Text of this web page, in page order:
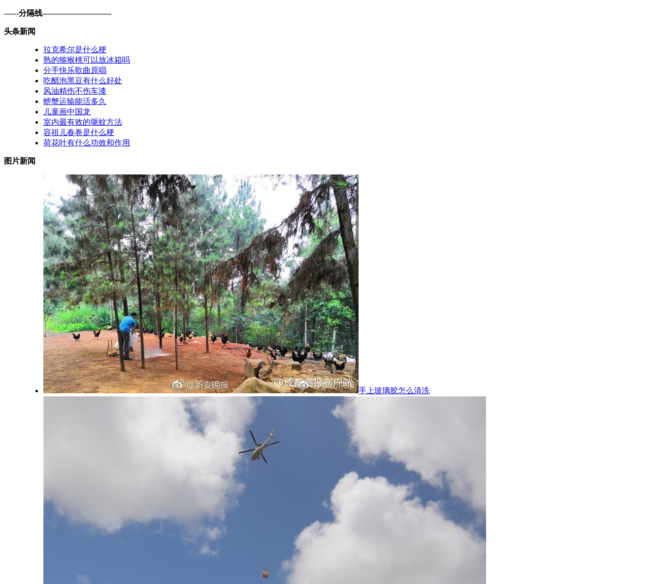
------分隔线----------------------------
头条新闻
拉克希尔是什么梗
熟的猕猴桃可以放冰箱吗
分手快乐歌曲原唱
吃醋泡黑豆有什么好处
风油精伤不伤车漆
螃蟹运输能活多久
儿童画中国龙
室内最有效的驱蚊方法
容祖儿春卷是什么梗
荷花叶有什么功效和作用
图片新闻
手上玻璃胶怎么清洗